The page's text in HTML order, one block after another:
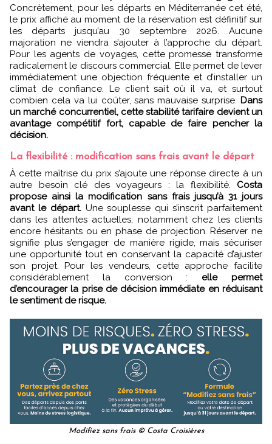
Concrètement, pour les départs en Méditerranée cet été,
le prix affiché au moment de la réservation est définitif sur
les départs jusqu’au 30 septembre 2026. Aucune
majoration ne viendra s’ajouter à l’approche du départ.
Pour les agents de voyages, cette promesse transforme
radicalement le discours commercial. Elle permet de lever
immédiatement une objection fréquente et d’installer un
climat de confiance. Le client sait où il va, et surtout
combien cela va lui coûter, sans mauvaise surprise. Dans
un marché concurrentiel, cette stabilité tarifaire devient un
avantage compétitif fort, capable de faire pencher la
décision.
La flexibilité : modification sans frais avant le départ
À cette maîtrise du prix s’ajoute une réponse directe à un
autre besoin clé des voyageurs : la flexibilité. Costa
propose ainsi la modification sans frais jusqu’à 31 jours
avant le départ.Une souplesse qui s’inscrit parfaitement
dans les attentes actuelles, notamment chez les clients
encore hésitants ou en phase de projection. Réserver ne
signifie plus s’engager de manière rigide, mais sécuriser
une opportunité tout en conservant la capacité d’ajuster
son projet. Pour les vendeurs, cette approche facilite
considérablement la conversion : elle permet
d’encourager la prise de décision immédiate en réduisant
le sentiment de risque.
Modifiez sans frais © Costa Croisières